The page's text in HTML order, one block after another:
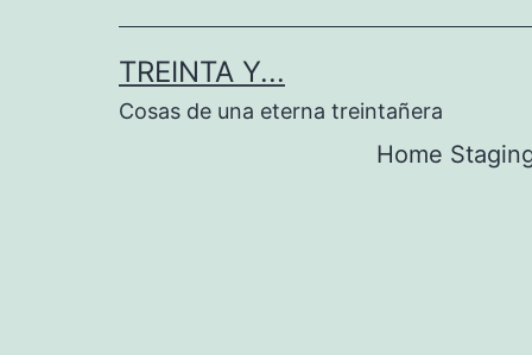
TREINTA Y...
Cosas de una eterna treintañera
Home